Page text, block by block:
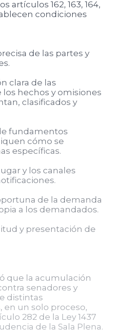
artículos 162, 163, 164,
condiciones
de las partes y
clara de las
hechos y omisiones
clasificados y
fundamentos
cómo se
específicas.
y los canales
de la demanda
a los demandados.
y presentación de
que la acumulación
senadores y
distintas
en un solo proceso,
282 de la Ley 1437
de la Sala Plena.